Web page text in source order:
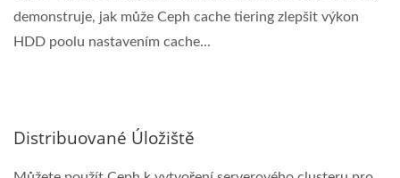
demonstruje, jak může Ceph cache tiering zlepšit výkon
HDD poolu nastavením cache...
Distribuované Úložiště